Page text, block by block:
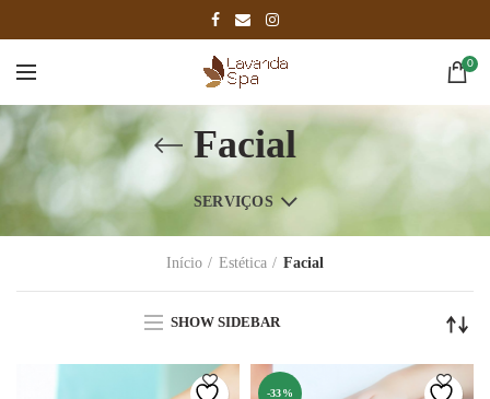
0
Facial
SERVIÇOS
Início Estética Facial
SHOW SIDEBAR
-33%